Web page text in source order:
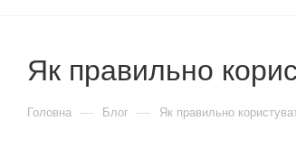
Як правильно
Головна — Блог — Як правильно